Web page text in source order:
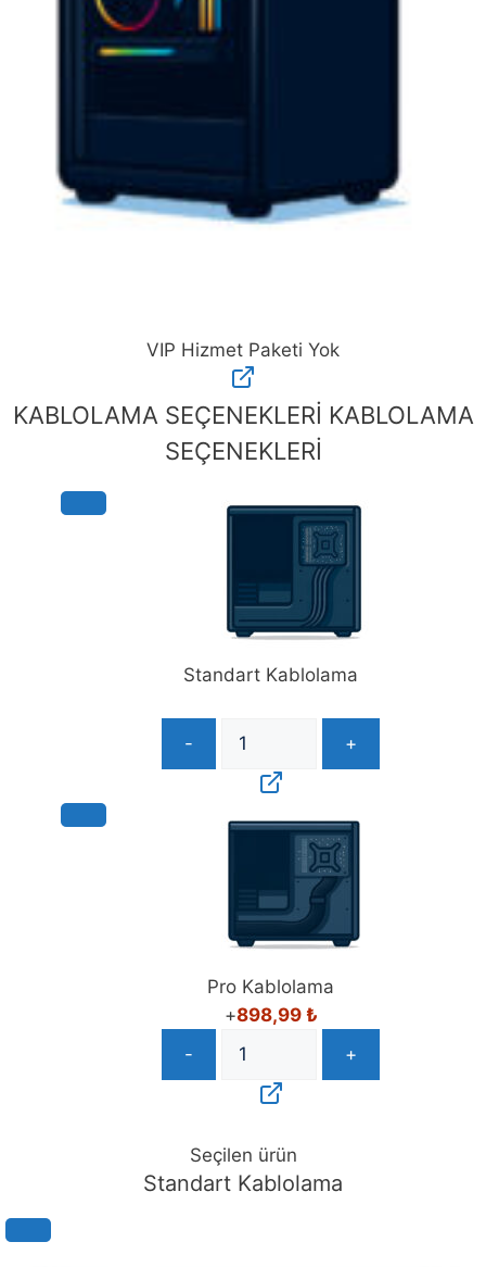
VIP Hizmet Paketi Yok
Hizmet
Paketi
KABLOLAMA SEÇENEKLERİ KABLOLAMA
SEÇENEKLERİ
Standart Kablolama
- +
Pro Kablolama
+898,99 ₺
-
+
Seçilen ürün
Standart Kablolama